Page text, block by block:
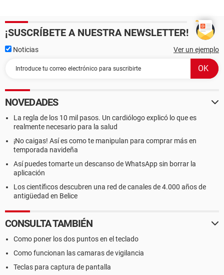
¡SUSCRÍBETE A NUESTRA NEWSLETTER!
Noticias Ver un ejemplo
NOVEDADES
La regla de los 10 mil pasos. Un cardiólogo explicó lo que es
realmente necesario para la salud
¡No caigas! Así es como te manipulan para comprar más en
temporada navideña
Así puedes tomarte un descanso de WhatsApp sin borrar la
aplicación
Los científicos descubren una red de canales de 4.000 años de
antigüedad en Belice
CONSULTA TAMBIÉN
Como poner los dos puntos en el teclado
Como funcionan las camaras de vigilancia
Teclas para captura de pantalla